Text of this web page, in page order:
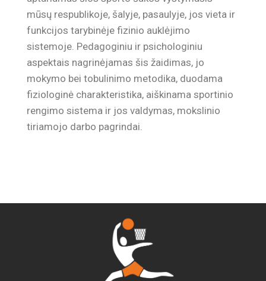
mūsų respublikoje, šalyje, pasaulyje, jos vieta ir
funkcijos tarybinėje fizinio auklėjimo
sistemoje. Pedagoginiu ir psichologiniu
aspektais nagrinėjamas šis žaidimas, jo
mokymo bei tobulinimo metodika, duodama
fiziologinė charakteristika, aiškinama sportinio
rengimo sistema ir jos valdymas, mokslinio
tiriamojo darbo pagrindai.